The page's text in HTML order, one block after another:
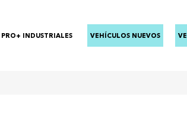
PRO+ INDUSTRIALES VEHÍCULOS NUEVOS